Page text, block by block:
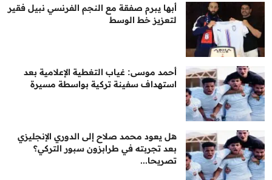
أبها يبرم صفقة مع النجم الفرنسي نبيل فقير
لتعزيز خط الوسط
أحمد موسى: غياب التغطية الإعلامية بعد
استهداف سفينة تركية بواسطة مسيرة
هل يعود محمد صلاح إلى الدوري الإنجليزي
بعد تجربته في طرابزون سبور التركي؟
تصريحا...